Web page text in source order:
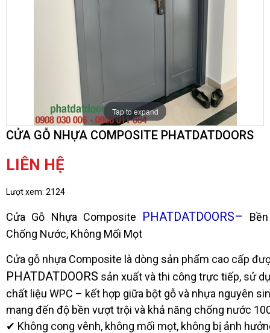
Tap to expand
CỬA GỖ NHỰA COMPOSITE PHATDATDOORS
LIÊN HỆ
Lượt xem: 2124
Cửa Gỗ Nhựa Composite PHATDATDOORS–
Chống Nước, Không Mối Mọt
Cửa gỗ nhựa Composite là dòng sản phẩm cao cấp
PHATDATDOORS sản xuất và thi công trực tiếp, sử
chất liệu WPC – kết hợp giữa bột gỗ và nhựa nguyên
mang đến độ bền vượt trội và khả năng chống nước
✔ Không cong vênh, không mối mọt, không bị ảnh